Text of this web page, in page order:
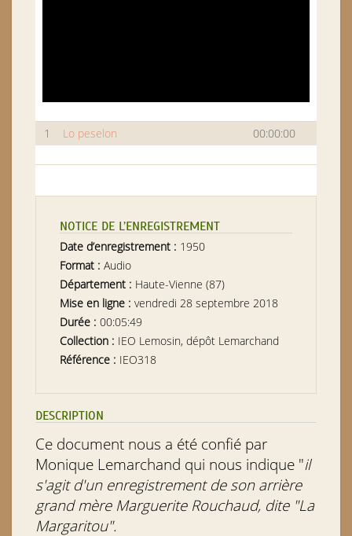
1 Lo peselon 00:00:00
NOTICE DE L’ENREGISTREMENT
Date d’enregistrement : 1950
Format : Audio
Département : Haute-Vienne (87)
Mise en ligne : vendredi 28 septembre 2018
Durée : 00:05:49
Collection : IEO Lemosin, dépôt Lemarchand
Référence : IEO318
DESCRIPTION
Ce document nous a été confié par
Monique Lemarchand qui nous indique "il
s'agit d'un enregistrement de son arrière
grand mère Marguerite Rouchaud, dite "La
Margaritou".